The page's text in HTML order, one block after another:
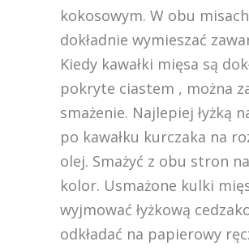
kokosowym. W obu misach
dokładnie wymieszać
Kiedy kawałki mięsa są
pokryte ciastem , można
smażenie. Najlepiej łyżką
po kawałku kurczaka na
olej. Smażyć z obu stron
kolor. Usmażone kulki
wyjmować łyżkową
odkładać na papierowy